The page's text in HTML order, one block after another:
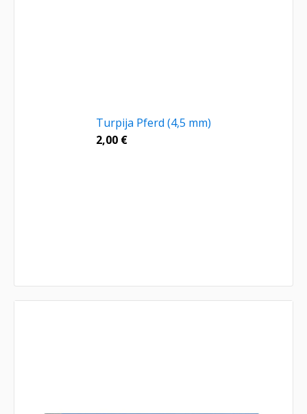
Turpija Pferd (4,5 mm)
2,00 €